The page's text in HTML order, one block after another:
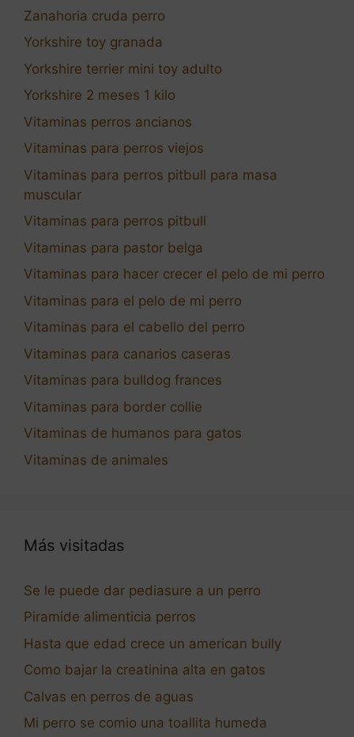
Zanahoria cruda perro
Yorkshire toy granada
Yorkshire terrier mini toy adulto
Yorkshire 2 meses 1 kilo
Vitaminas perros ancianos
Vitaminas para perros viejos
Vitaminas para perros pitbull para masa
muscular
Vitaminas para perros pitbull
Vitaminas para pastor belga
Vitaminas para hacer crecer el pelo de mi perro
Vitaminas para el pelo de mi perro
Vitaminas para el cabello del perro
Vitaminas para canarios caseras
Vitaminas para bulldog frances
Vitaminas para border collie
Vitaminas de humanos para gatos
Vitaminas de animales
Más visitadas
Se le puede dar pediasure a un perro
Piramide alimenticia perros
Hasta que edad crece un american bully
Como bajar la creatinina alta en gatos
Calvas en perros de aguas
Mi perro se comio una toallita humeda